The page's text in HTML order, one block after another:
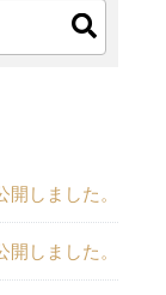
しました。
しました。